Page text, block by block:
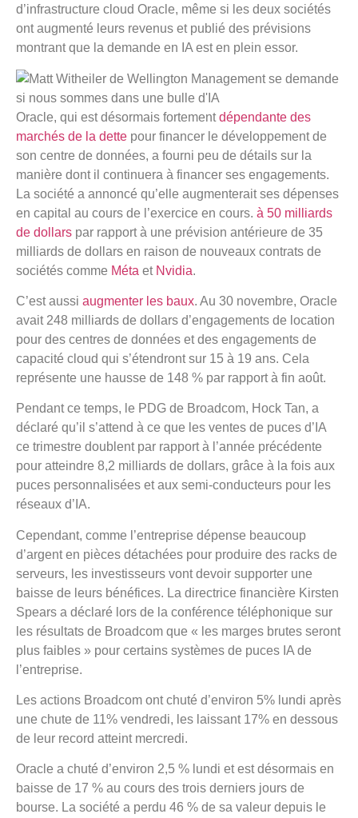
d’infrastructure cloud Oracle, même si les deux sociétés
ont augmenté leurs revenus et publié des prévisions
montrant que la demande en IA est en plein essor.
Oracle, qui est désormais fortementdépendante des
marchés de la dette pour financer le développement de
son centre de données, a fourni peu de détails sur la
manière dont il continuera à financer ses engagements.
La société a annoncé qu’elle augmenterait ses dépenses
en capital au cours de l’exercice en cours. à 50 milliards
de dollars par rapport à une prévision antérieure de 35
milliards de dollars en raison de nouveaux contrats de
sociétés comme Méta et Nvidia.
C’est aussi augmenter les baux. Au 30 novembre, Oracle
avait 248 milliards de dollars d’engagements de location
pour des centres de données et des engagements de
capacité cloud qui s’étendront sur 15 à 19 ans. Cela
représente une hausse de 148 % par rapport à fin août.
Pendant ce temps, le PDG de Broadcom, Hock Tan, a
déclaré qu’il s’attend à ce que les ventes de puces d’IA
ce trimestre doublent par rapport à l’année précédente
pour atteindre 8,2 milliards de dollars, grâce à la fois aux
puces personnalisées et aux semi-conducteurs pour les
réseaux d’IA.
Cependant, comme l’entreprise dépense beaucoup
d’argent en pièces détachées pour produire des racks de
serveurs, les investisseurs vont devoir supporter une
baisse de leurs bénéfices. La directrice financière Kirsten
Spears a déclaré lors de la conférence téléphonique sur
les résultats de Broadcom que « les marges brutes seront
plus faibles » pour certains systèmes de puces IA de
l’entreprise.
Les actions Broadcom ont chuté d’environ 5% lundi après
une chute de 11% vendredi, les laissant 17% en dessous
de leur record atteint mercredi.
Oracle a chuté d’environ 2,5 % lundi et est désormais en
baisse de 17 % au cours des trois derniers jours de
bourse. La société a perdu 46 % de sa valeur depuis le